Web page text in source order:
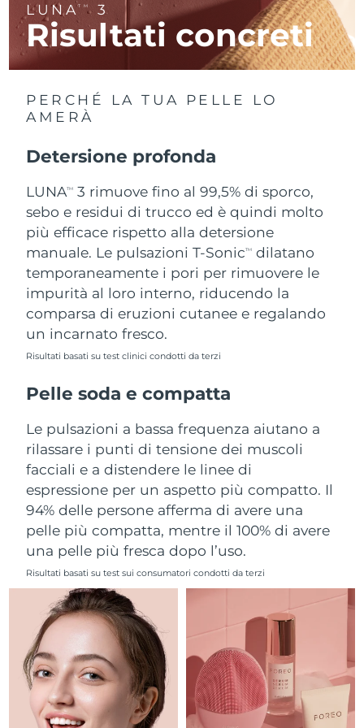
LUNATM 3
Risultati concreti
PERCHÉ LA TUA PELLE LO
AMERÀ
Detersione profonda
LUNATM
3 rimuove fino al 99,5% di sporco,
sebo e residui di trucco ed è quindi molto
più efficace rispetto alla detersione
manuale. Le pulsazioni T-SonicTM
dilatano
temporaneamente i pori per rimuovere le
impurità al loro interno, riducendo la
comparsa di eruzioni cutanee e regalando
un incarnato fresco.
Risultati basati su test clinici condotti da terzi
Pelle soda e compatta
Le pulsazioni a bassa frequenza aiutano a
rilassare i punti di tensione dei muscoli
facciali e a distendere le linee di
espressione per un aspetto più compatto. Il
94% delle persone afferma di avere una
pelle più compatta, mentre il 100% di avere
una pelle più fresca dopo l’uso.
Risultati basati su test sui consumatori condotti da terzi
RAS di Macao Consegna stimata12/8/26
Malaysia
Malta
Messico Consegna stimata
Monaco Consegna stimata11/8/26
Paesi Bassi Consegna stimata
Nuova Zelanda Consegna stimata 10/8/26
Norvegia
Oman
Portogallo Consegna stimata10/8/26
Portorico Consegna stimata12/8/26
Qatar Consegna stimata11/8/26
Riunione Consegna stimata
Romania Consegna stimata10/8/26
Russia Consegna stimata
Arabia Saudita Consegna stimata 11/8/26
Singapore Consegna stimata 12/8/26